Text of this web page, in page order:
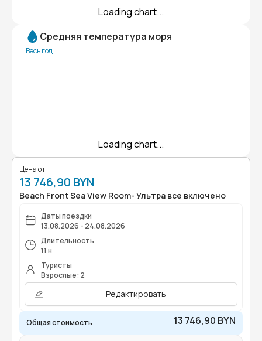
Loading chart...
Средняя температура моря
Весь год
Loading chart...
Цена от
13 746,90 BYN
Beach Front Sea View Room- Ультра все включено
Даты поездки
13.08.2026 - 24.08.2026
Длительность
11 н
Туристы
Взрослые: 2
Редактировать
Общая стоимость 13 746,90 BYN